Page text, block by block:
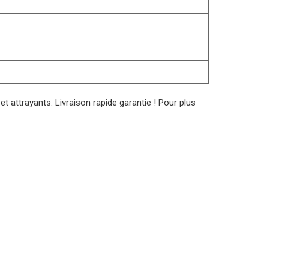
attrayants. Livraison rapide garantie ! Pour plus